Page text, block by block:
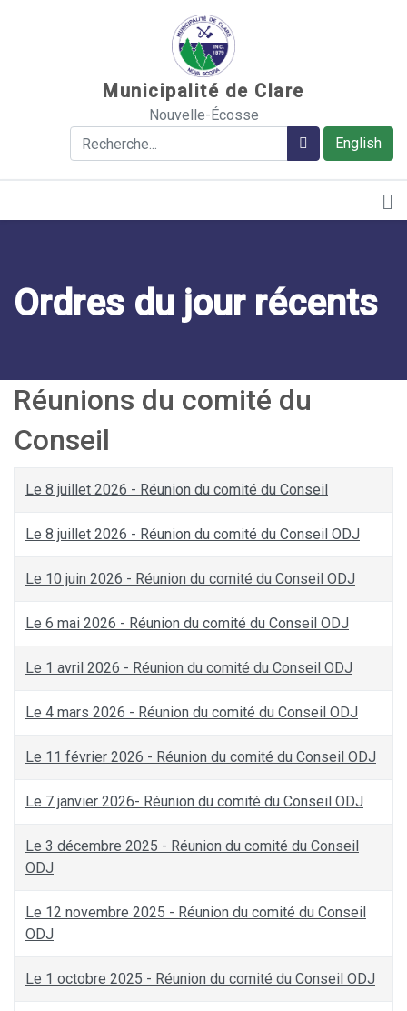
Municipalité de Clare
Nouvelle-Écosse
English
Rechercher Rechercher
Ordres du jour récents
Réunions du comité du
Conseil
Le 8 juillet 2026 - Réunion du comité du Conseil
Le 8 juillet 2026 - Réunion du comité du Conseil ODJ
Le 10 juin 2026 - Réunion du comité du Conseil ODJ
Le 6 mai 2026 - Réunion du comité du Conseil ODJ
Le 1 avril 2026 - Réunion du comité du Conseil ODJ
Le 4 mars 2026 - Réunion du comité du Conseil ODJ
Le 11 février 2026 - Réunion du comité du Conseil ODJ
Le 7 janvier 2026- Réunion du comité du Conseil ODJ
Le 3 décembre 2025 - Réunion du comité du Conseil
ODJ
Le 12 novembre 2025 - Réunion du comité du Conseil
ODJ
Le 1 octobre 2025 - Réunion du comité du Conseil ODJ